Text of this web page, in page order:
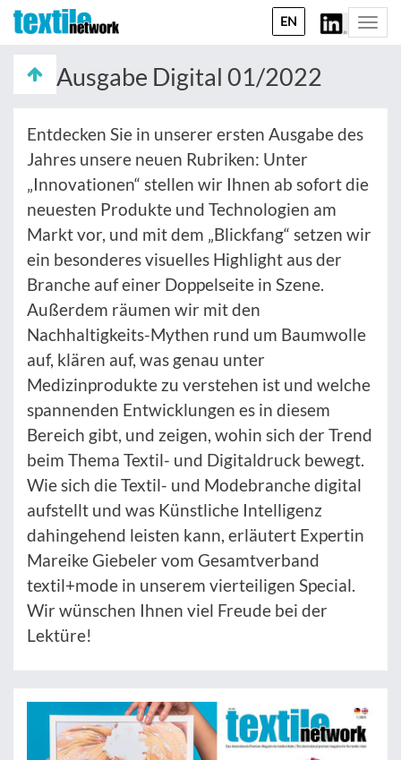
EN
Ausgabe Digital 01/2022
Entdecken Sie in unserer ersten Ausgabe des
Jahres unsere neuen Rubriken: Unter
„Innovationen“ stellen wir Ihnen ab sofort die
neuesten Produkte und Technologien am
Markt vor, und mit dem „Blickfang“ setzen wir
ein besonderes visuelles Highlight aus der
Branche auf einer Doppelseite in Szene.
Außerdem räumen wir mit den
Nachhaltigkeits-Mythen rund um Baumwolle
auf, klären auf, was genau unter
Medizinprodukte zu verstehen ist und welche
spannenden Entwicklungen es in diesem
Bereich gibt, und zeigen, wohin sich der Trend
beim Thema Textil- und Digitaldruck bewegt.
Wie sich die Textil- und Modebranche digital
aufstellt und was Künstliche Intelligenz
dahingehend leisten kann, erläutert Expertin
Mareike Giebeler vom Gesamtverband
textil+mode in unserem vierteiligen Special.
Wir wünschen Ihnen viel Freude bei der
Lektüre!